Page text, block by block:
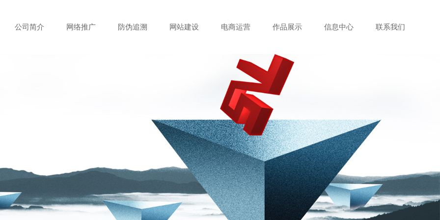
公司简介 网络推广 防伪追溯 网站建设 电商运营 作品展示 信息中心 联系我们